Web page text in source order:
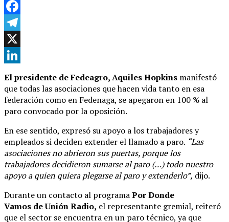
WhatsApp
Facebook
Telegram
X
El presidente de Fedeagro, Aquiles Hopkins manifestó
que todas las asociaciones que hacen vida tanto en esa
federación como en Fedenaga, se apegaron en 100 % al
paro convocado por la oposición.
En ese sentido, expresó su apoyo a los trabajadores y
empleados si deciden extender el llamado a paro. “Las
asociaciones no abrieron sus puertas, porque los
trabajadores decidieron sumarse al paro (…) todo nuestro
apoyo a quien quiera plegarse al paro y extenderlo”, dijo.
Durante un contacto al programaPor Donde
Vamos de Unión Radio, el representante gremial, reiteró
que el sector se encuentra en un paro técnico, ya que